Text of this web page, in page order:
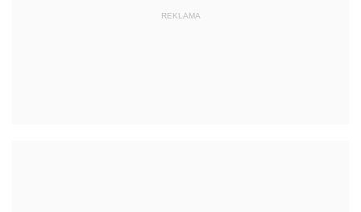
REKLAMA